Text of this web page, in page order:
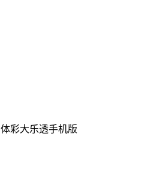
体彩大乐透手机版